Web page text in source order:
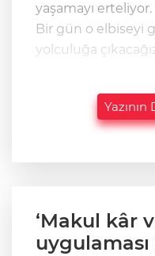
yaşamayı erteliyor. “Bir gün yaparım” diyoruz.
Bir gün o elbiseyi
yolculuğa
Yazının
‘Makul kâr